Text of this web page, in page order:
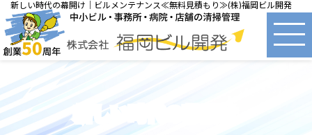
新しい時代の幕開け｜ビルメンテナンス≪無料見積もり≫(株)福岡ビル開発
新しい時代の幕開け